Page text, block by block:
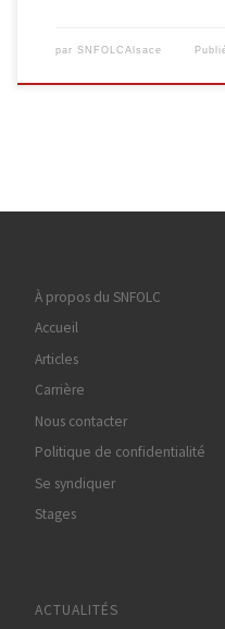
par SNFOLCAlsace
À propos du SNFOLC
Accueil
Articles
Carrière
Nous contacter
Politique de confidentialité
Se syndiquer
Stages
ACTUALITÉS